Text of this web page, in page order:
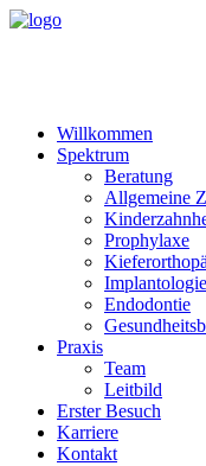
Willkommen
Spektrum
Beratung
Allgemeine
Prophylaxe
Implantologie
Endodontie
Praxis
Team
Leitbild
Erster Besuch
Karriere
Kontakt